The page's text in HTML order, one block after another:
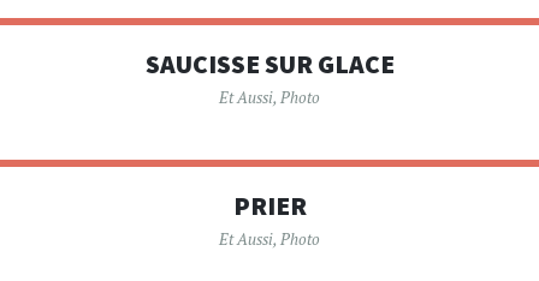
SAUCISSE SUR GLACE
Et Aussi, Photo
PRIER
Et Aussi, Photo